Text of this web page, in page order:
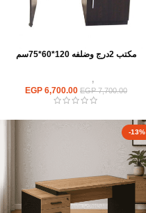
مكتب 2درج وضلفه 120*60*75سم
مكاتب,
EGP7,700.00
EGP 6,700.00
-13%